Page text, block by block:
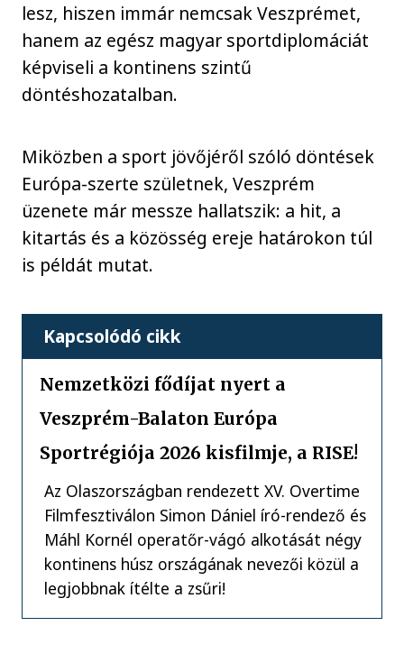
lesz, hiszen immár nemcsak Veszprémet,
hanem az egész magyar sportdiplomáciát
képviseli a kontinens szintű
döntéshozatalban.
Miközben a sport jövőjéről szóló döntések
Európa-szerte születnek, Veszprém
üzenete már messze hallatszik: a hit, a
kitartás és a közösség ereje határokon túl
is példát mutat.
Kapcsolódó cikk
Nemzetközi fődíjat nyert a
Veszprém-Balaton Európa
Sportrégiója 2026 kisfilmje, a RISE!
Az Olaszországban rendezett XV. Overtime
Filmfesztiválon Simon Dániel író-rendező és
Máhl Kornél operatőr-vágó alkotását négy
kontinens húsz országának nevezői közül a
legjobbnak ítélte a zsűri!